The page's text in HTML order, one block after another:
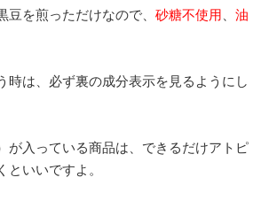
豆を煎っただけなので、 砂糖不使用
油
時は、必ず裏の成分表示を見るようにし
が入っている商品は、できるだけアトピ
といいですよ。